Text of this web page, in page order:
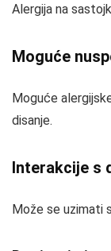
Alergija na
Moguće
Moguće
disanje.
Interakcije s
Može se uzimati